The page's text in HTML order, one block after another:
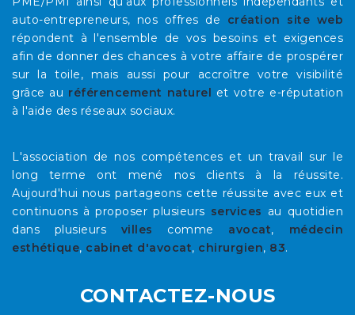
auto-entrepreneurs, nos offres de création site web
répondent à l'ensemble de vos besoins et exigences
afin de donner des chances à votre affaire de prospérer
sur la toile, mais aussi pour accroître votre visibilité
grâce au référencement naturel
et votre e-réputation
à l'aide des réseaux sociaux.
L'association de nos compétences et un travail sur le
long terme ont mené nos clients à la réussite.
Aujourd'hui nous partageons cette réussite avec eux et
continuons à proposer plusieurs services au quotidien
dans plusieurs villes comme avocat, médecin
esthétique, cabinet d'avocat, chirurgien, 83.
CONTACTEZ-NOUS